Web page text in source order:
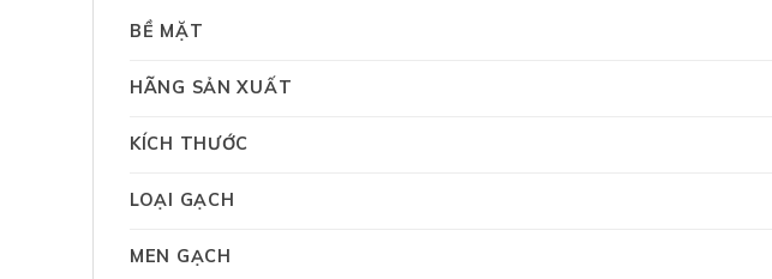
BỀ MẶT
HÃNG SẢN XUẤT
KÍCH THƯỚC
LOẠI GẠCH
MEN GẠCH